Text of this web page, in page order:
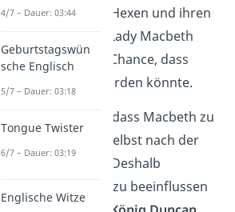
Macbeth von den Hexen und ihren
Prophezeiungen. Lady Macbeth
erkennt darin die Chance, dass
Macbeth König werden könnte.
Sie glaubt jedoch, dass Macbeth zu
zögerlich
ist, um selbst nach der
Macht zu greifen. Deshalb
beschließt sie, ihn zu beeinflussen
4/7 – Dauer: 03:44
Geburtstagswün
sche Englisch
5/7 – Dauer: 03:18
Tongue Twister
6/7 – Dauer: 03:19
Englische Witze